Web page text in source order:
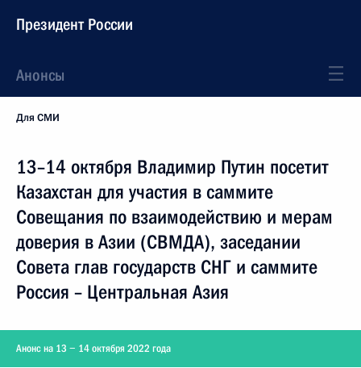
Президент России
Анонсы
Для СМИ
13–14 октября Владимир Путин посетит
Казахстан для участия в саммите
Совещания по взаимодействию и мерам
доверия в Азии (СВМДА), заседании
Совета глав государств СНГ и саммите
Россия – Центральная Азия
Анонс на 13 − 14 октября 2022 года